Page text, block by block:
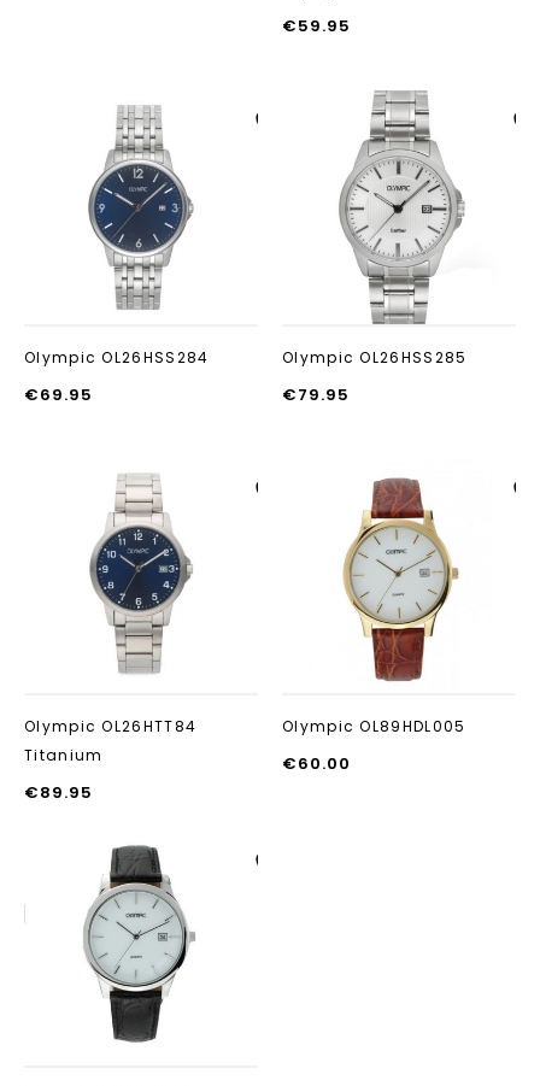
€59.95
Olympic OL26HSS284
€69.95
Olympic OL26HSS285
€79.95
Olympic OL26HTT84
Titanium
€89.95
Olympic OL89HDL005
€60.00